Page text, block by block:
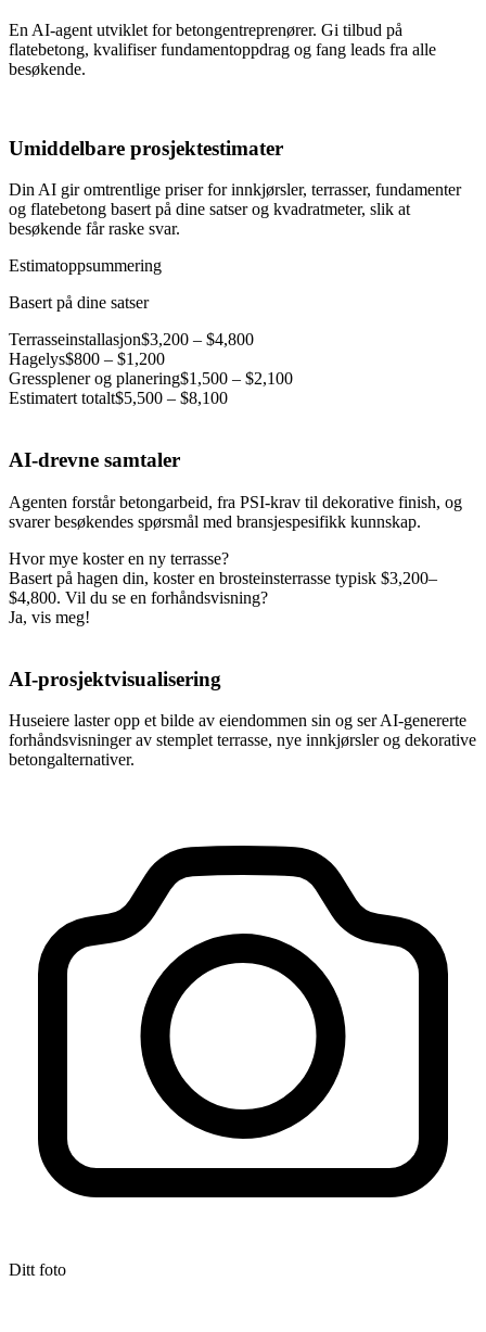
En AI-agent utviklet for betongentreprenører. Gi tilbud på
flatebetong, kvalifiser fundamentoppdrag og fang leads fra alle
besøkende.
Umiddelbare prosjektestimater
Din AI gir omtrentlige priser for innkjørsler, terrasser, fundamenter
og flatebetong basert på dine satser og kvadratmeter, slik at
besøkende får raske svar.
Estimatoppsummering
Basert på dine satser
Terrasseinstallasjon$3,200 – $4,800
Hagelys$800 – $1,200
Gressplener og planering$1,500 – $2,100
Estimatert totalt$5,500 – $8,100
AI-drevne samtaler
Agenten forstår betongarbeid, fra PSI-krav til dekorative finish, og
svarer besøkendes spørsmål med bransjespesifikk kunnskap.
Hvor mye koster en ny terrasse?
Basert på hagen din, koster en brosteinsterrasse typisk $3,200–
$4,800. Vil du se en forhåndsvisning?
Ja, vis meg!
AI-prosjektvisualisering
Huseiere laster opp et bilde av eiendommen sin og ser AI-genererte
forhåndsvisninger av stemplet terrasse, nye innkjørsler og dekorative
betongalternativer.
Ditt foto